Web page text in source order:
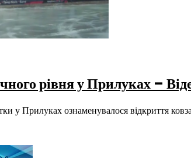
рівня у Прилуках –
у Прилуках ознаменувалося відкриття